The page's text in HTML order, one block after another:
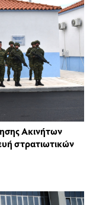
Ακινήτων
στρατιωτικών